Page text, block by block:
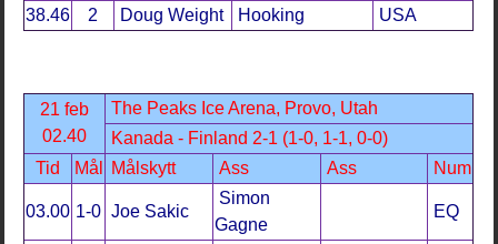
38.46
2 Doug Weight Hooking USA
21 feb
02.40
The Peaks Ice Arena, Provo, Utah
Kanada - Finland 2-1 (1-0, 1-1, 0-0)
Tid
Mål Målskytt Ass Ass Num
03.00 1-0 Joe Sakic
Simon
Gagne
EQ